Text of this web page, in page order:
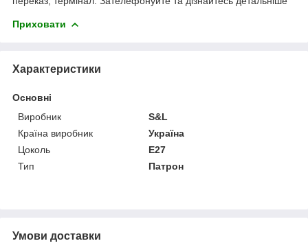
Приховати
Характеристики
Основні
Виробник
S&L
Країна виробник
Україна
Цоколь
E27
Тип
Патрон
Умови доставки